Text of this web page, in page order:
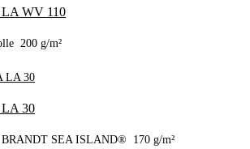
WV 110
200 g/m²
30
BRANDT SEA ISLAND® 170 g/m²